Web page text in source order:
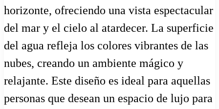
horizonte, ofreciendo una vista espectacular
del mar y el cielo al atardecer. La superficie
del agua refleja los colores vibrantes de las
nubes, creando un ambiente mágico y
relajante. Este diseño es ideal para aquellas
personas que desean un espacio de lujo para